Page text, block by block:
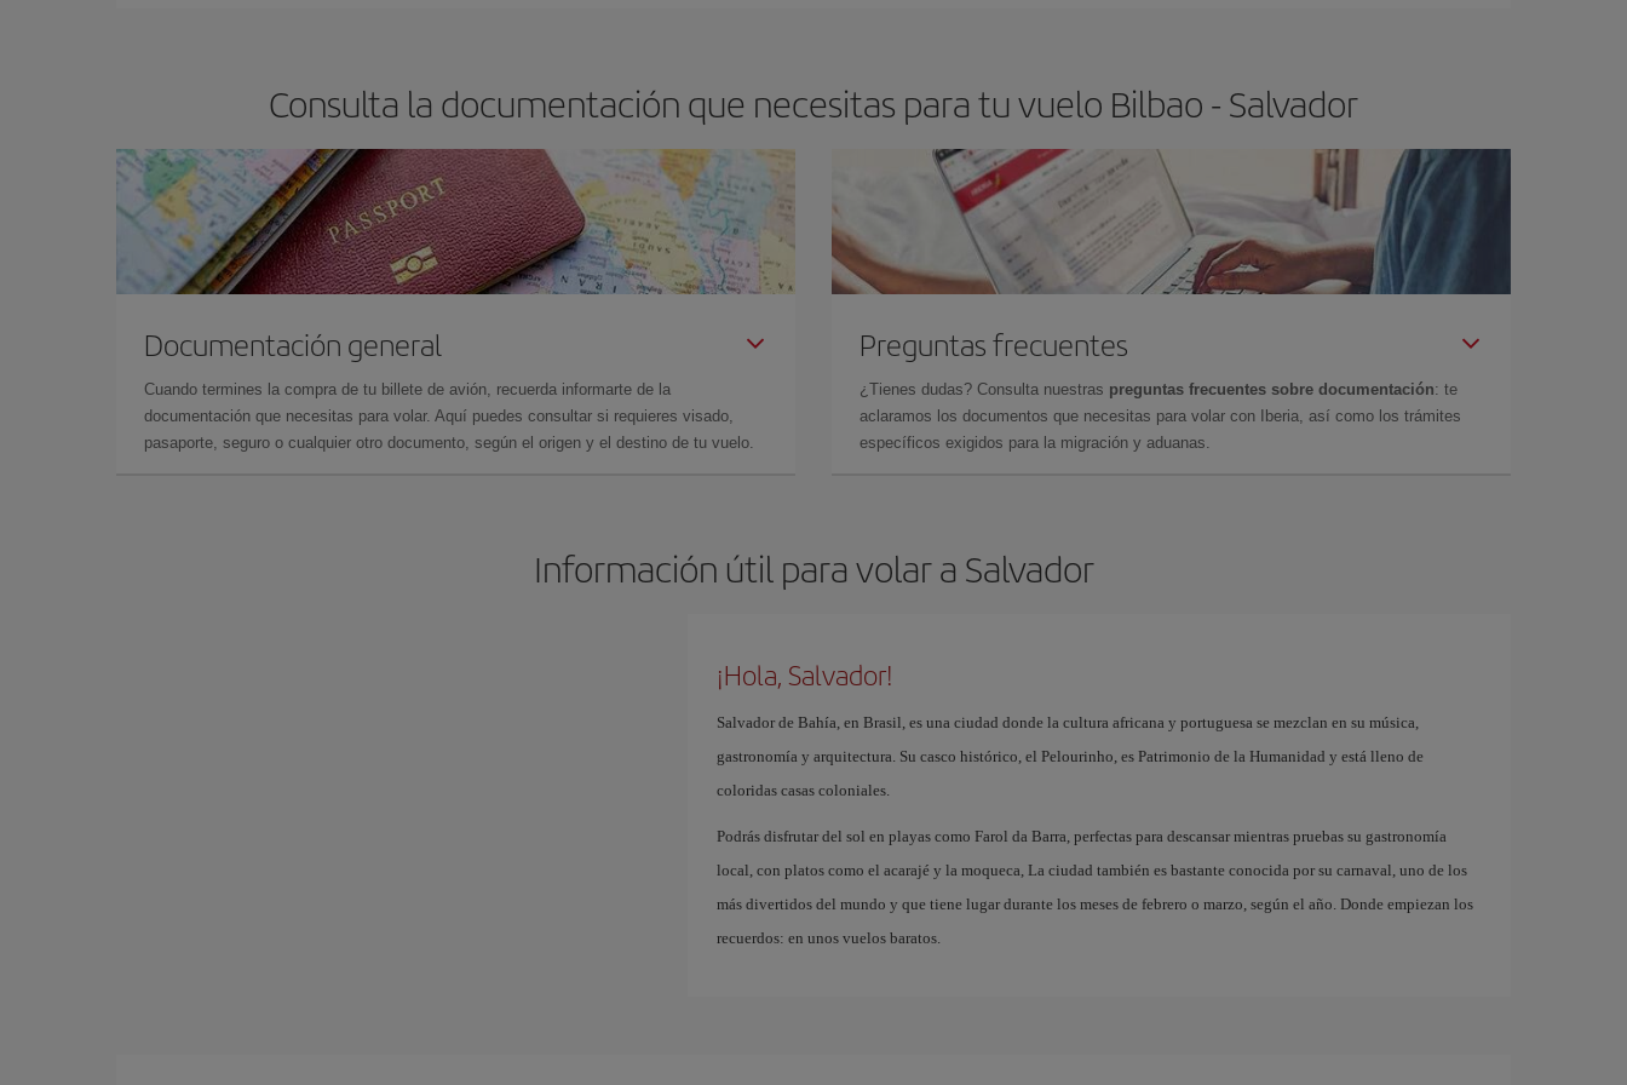
Consulta la documentación que necesitas para tu vuelo Bilbao - Salvador
Documentación general
Cuando termines la compra de tu billete de avión, recuerda informarte de la
documentación que necesitas para volar. Aquí puedes consultar si requieres visado,
pasaporte, seguro o cualquier otro documento, según el origen y el destino de tu vuelo.
Preguntas frecuentes
¿Tienes dudas? Consulta nuestras preguntas frecuentes sobre documentación: te
aclaramos los documentos que necesitas para volar con Iberia, así como los trámites
específicos exigidos para la migración y aduanas.
Información útil para volar a Salvador
¡Hola, Salvador!
Salvador de Bahía, en Brasil, es una ciudad donde la cultura africana y portuguesa se mezclan en su música,
gastronomía y arquitectura. Su casco histórico, el Pelourinho, es Patrimonio de la Humanidad y está lleno de
coloridas casas coloniales.
Podrás disfrutar del sol en playas como Farol da Barra, perfectas para descansar mientras pruebas su gastronomía
local, con platos como el acarajé y la moqueca, La ciudad también es bastante conocida por su carnaval, uno de los
más divertidos del mundo y que tiene lugar durante los meses de febrero o marzo, según el año. Donde empiezan los
recuerdos: en unos vuelos baratos.